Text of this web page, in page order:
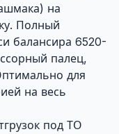
на
Полный
балансира 6520-
палец,
для
на весь
под ТО